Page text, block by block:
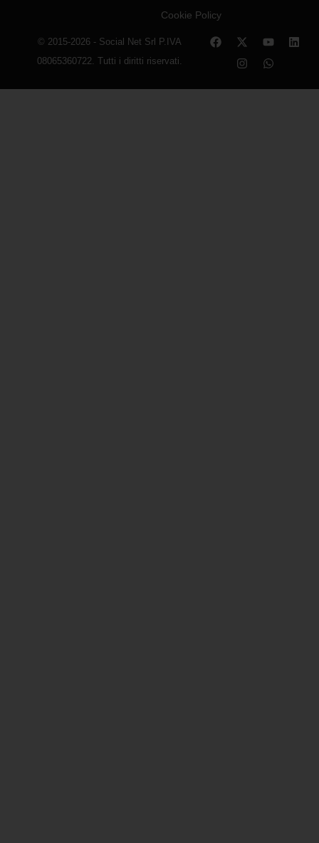
Cookie Policy
© 2015-2026 - Social Net Srl P.IVA
08065360722. Tutti i diritti riservati.